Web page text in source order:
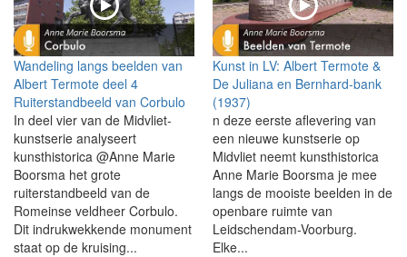
Wandeling langs beelden van
Albert Termote deel 4
Ruiterstandbeeld van Corbulo
In deel vier van de Midvliet-
kunstserie analyseert
kunsthistorica @Anne Marie
Boorsma het grote
ruiterstandbeeld van de
Romeinse veldheer Corbulo.
Dit indrukwekkende monument
staat op de kruising...
Kunst in LV: Albert Termote &
De Juliana en Bernhard-bank
(1937)
n deze eerste aflevering van
een nieuwe kunstserie op
Midvliet neemt kunsthistorica
Anne Marie Boorsma je mee
langs de mooiste beelden in de
openbare ruimte van
Leidschendam-Voorburg.
Elke...